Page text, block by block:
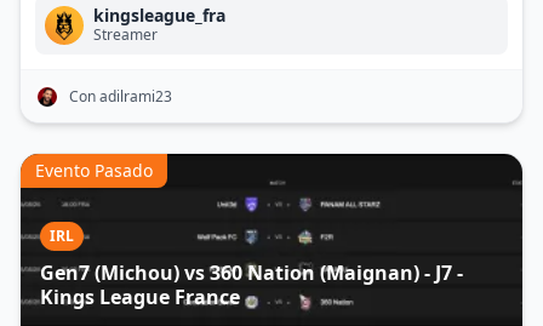
kingsleague_fra
Streamer
Con adilrami23
IRL
Gen7 (Michou) vs 360 Nation (Maignan) - J7 -
Kings League France
Evento Pasado